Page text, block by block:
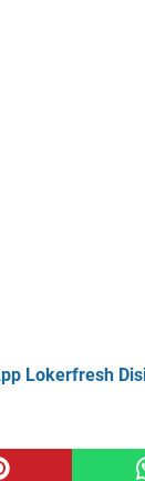
Lokerfresh